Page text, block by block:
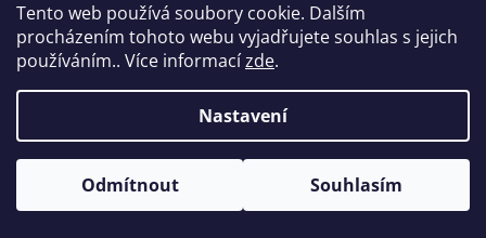
Tento web používá soubory cookie. Dalším
procházením tohoto webu vyjadřujete souhlas s jejich
používáním.. Více informacízde.
Nastavení
Odmítnout Souhlasím
Ultra Silencer ZUSG 4061 0
Ultra Silencer ZUSGREEN 0